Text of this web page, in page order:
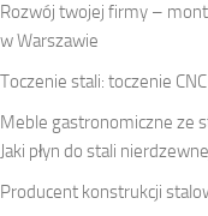
Rozwój twojej firmy –
w Warszawie
Toczenie stali: toczenie
Meble gastronomiczne ze
Jaki płyn do stali
Producent konstrukcji